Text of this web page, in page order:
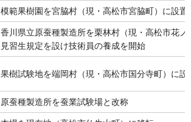
模範果樹園を宮脇村（現・高松市宮脇町）に設置
香川県立原蚕種製造所を栗林村（現・高松市花ノ
見習生規定を設け技術員の養成を開始
果樹試験地を端岡村（現・高松市国分寺町）に設
原蚕種製造所を蚕業試験場と改称